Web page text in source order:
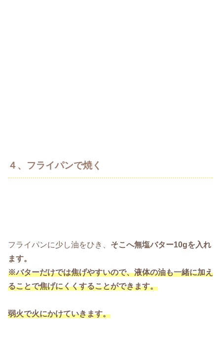
４、フライパンで焼く
フライパンに少し油をひき、 そこへ無塩バター10gを入れ
ます。
※バターだけでは焦げやすいので、液体の油も一緒に加え
ることで焦げにくくすることができます。
弱火で火にかけていきます。